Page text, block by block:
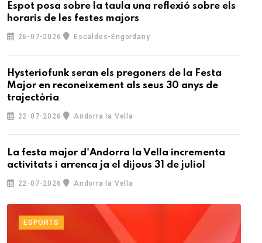
Espot posa sobre la taula una reflexió sobre els
horaris de les festes majors
26-07-2026 Escaldes-Engordany
Hysteriofunk seran els pregoners de la Festa
Major en reconeixement als seus 30 anys de
trajectòria
22-07-2026 Andorra la Vella
La festa major d'Andorra la Vella incrementa
activitats i arrenca ja el dijous 31 de juliol
22-07-2026 Andorra la Vella
ESPORTS